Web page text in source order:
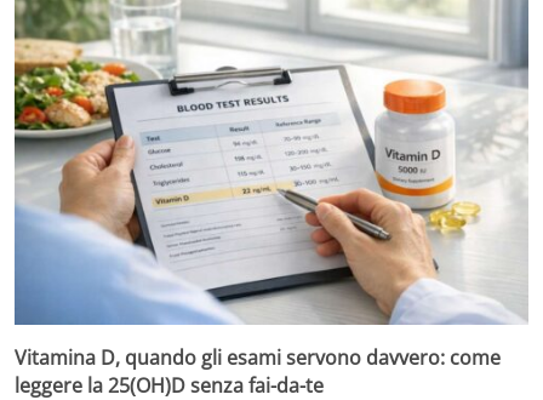
Vitamina D, quando gli esami servono davvero: come
leggere la 25(OH)D senza fai-da-te